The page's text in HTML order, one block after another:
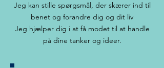
Jeg kan stille spørgsmål, der skærer ind til
benet og forandre dig og dit liv
Jeg hjælper dig i at få modet til at handle
på dine tanker og ideer.